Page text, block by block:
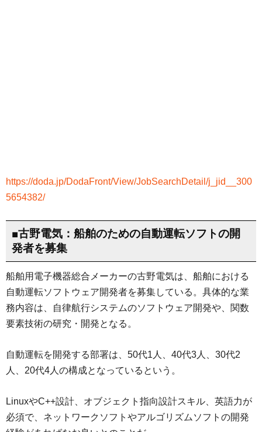
https://doda.jp/DodaFront/View/JobSearchDetail/j_jid__300
5654382/
■古野電気：船舶のための自動運転ソフトの開
発者を募集
船舶用電子機器総合メーカーの古野電気は、船舶における
自動運転ソフトウェア開発者を募集している。具体的な業
務内容は、自律航行システムのソフトウェア開発や、関数
要素技術の研究・開発となる。
自動運転を開発する部署は、50代1人、40代3人、30代2
人、20代4人の構成となっているという。
LinuxやC++設計、オブジェクト指向設計スキル、英語力が
必須で、ネットワークソフトやアルゴリズムソフトの開発